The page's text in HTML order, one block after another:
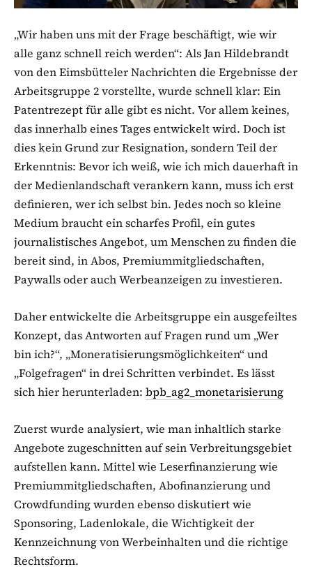
„Wir haben uns mit der Frage beschäftigt, wie wir
alle ganz schnell reich werden“: Als Jan Hildebrandt
von den Eimsbütteler Nachrichten die Ergebnisse der
Arbeitsgruppe 2 vorstellte, wurde schnell klar: Ein
Patentrezept für alle gibt es nicht. Vor allem keines,
das innerhalb eines Tages entwickelt wird. Doch ist
dies kein Grund zur Resignation, sondern Teil der
Erkenntnis: Bevor ich weiß, wie ich mich dauerhaft in
der Medienlandschaft verankern kann, muss ich erst
definieren, wer ich selbst bin. Jedes noch so kleine
Medium braucht ein scharfes Profil, ein gutes
journalistisches Angebot, um Menschen zu finden die
bereit sind, in Abos, Premiummitgliedschaften,
Paywalls oder auch Werbeanzeigen zu investieren.
Daher entwickelte die Arbeitsgruppe ein ausgefeiltes
Konzept, das Antworten auf Fragen rund um „Wer
bin ich?“, „Moneratisierungsmöglichkeiten“ und
„Folgefragen“ in drei Schritten verbindet. Es lässt
sich hier herunterladen: bpb_ag2_monetarisierung
Zuerst wurde analysiert, wie man inhaltlich starke
Angebote zugeschnitten auf sein Verbreitungsgebiet
aufstellen kann. Mittel wie Leserfinanzierung wie
Premiummitgliedschaften, Abofinanzierung und
Crowdfunding wurden ebenso diskutiert wie
Sponsoring, Ladenlokale, die Wichtigkeit der
Kennzeichnung von Werbeinhalten und die richtige
Rechtsform.